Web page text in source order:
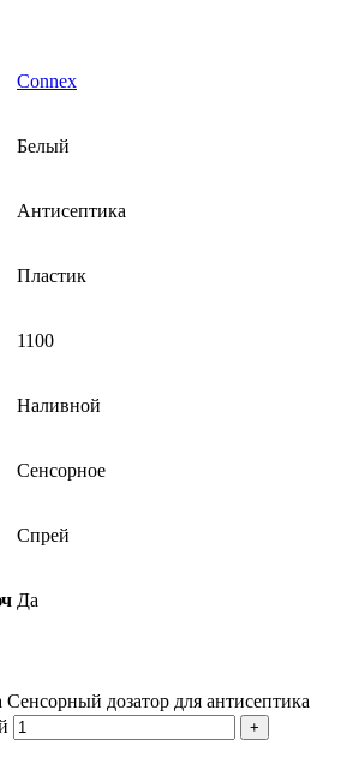
Connex
Белый
Антисептика
Пластик
1100
Наливной
Сенсорное
Спрей
Да
Сенсорный дозатор для антисептика